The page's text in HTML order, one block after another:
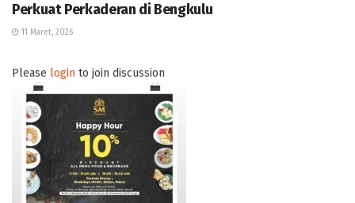
Perkuat Perkaderan di Bengkulu
11 Maret, 2026
Please login to join discussion